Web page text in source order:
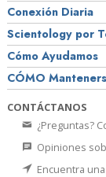
Conexión Diaria
Scientology por
Cómo Ayudamos
CÓMO
CONTÁCTANOS
¿Preguntas?
Opiniones
Encuentra